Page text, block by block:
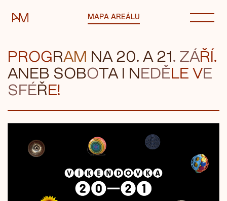
Automatické mlýny MAPA AREÁLU
PROGRAM NA 20. A 21. ZÁŘÍ.
ANEB SOBOTA I NEDĚLE VE
SFÉŘE!